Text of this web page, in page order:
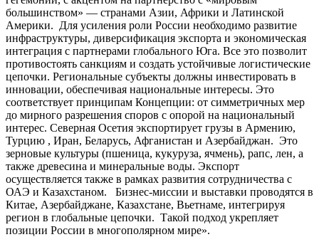
большинством» — странами Азии, Африки и Латинской
Америки. Для усиления роли России необходимо развитие
инфраструктуры, диверсификация экспорта и экономическая
интеграция с партнерами глобального Юга. Все это позволит
противостоять санкциям и создать устойчивые логистические
цепочки. Региональные субъекты должны инвестировать в
инновации, обеспечивая национальные интересы. Это
соответствует принципам Концепции: от симметричных мер
до мирного разрешения споров с опорой на национальный
интерес. Северная Осетия экспортирует грузы в Армению,
Турцию , Иран, Беларусь, Афганистан и Азербайджан. Это
зерновые культуры (пшеница, кукуруза, ячмень), рапс, лен, а
также древесина и минеральные воды. Экспорт
осуществляется также в рамках развития сотрудничества с
ОАЭ и Казахстаном. Бизнес-миссии и выставки проводятся в
Китае, Азербайджане, Казахстане, Вьетнаме, интегрируя
регион в глобальные цепочки. Такой подход укрепляет
позиции России в многополярном мире».